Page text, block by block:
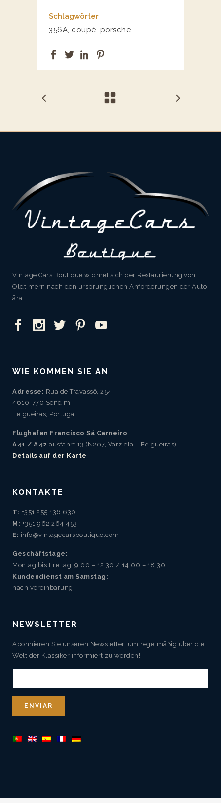
Schlagwörter
356A, coupé, porsche
Vintage Cars Boutique widmet sich der Restaurierung von
Oldtimern nach den ursprünglichen Anforderungen der Auto
ära.
WIE KOMMEN SIE AN
Adresse: Rua de Travassô, 254
4610-770 Sendim
Felgueiras, Portugal
Flughafen Francisco Sá Carneiro
A41 / A42 ausfahrt 13 (N207, Varziela – Felgueiras)
Details auf der Karte
KONTAKTE
T: +351 255 136 630
M: +351 962 264 453
E: info@vintagecarsboutique.com
Geschäftstage:
Montag bis Freitag: 9:00 – 12:30 / 14:00 – 18:30
Kundendienst am Samstag:
nach vereinbarung
NEWSLETTER
Abonnieren Sie unseren Newsletter, um regelmäßig über die
Welt der Klassiker informiert zu werden!